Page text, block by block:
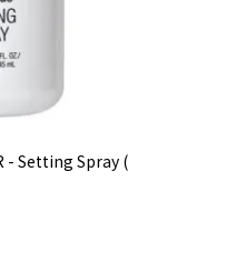
- Setting Spray (